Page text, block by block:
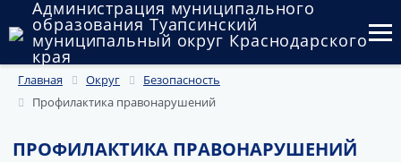
Администрация муниципального
образования Туапсинский
муниципальный округ Краснодарского
края
Округ
Главная Округ
Безопасность
Профилактика правонарушений
ПРОФИЛАКТИКА ПРАВОНАРУШЕНИЙ